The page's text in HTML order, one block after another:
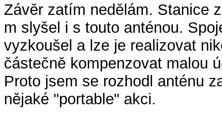
Závěr zatím nedělám. Stanice
m slyšel i s touto anténou.
vyzkoušel a lze je realizovat
částečně kompenzovat malou
Proto jsem se rozhodl anténu
nějaké "portable" akci.